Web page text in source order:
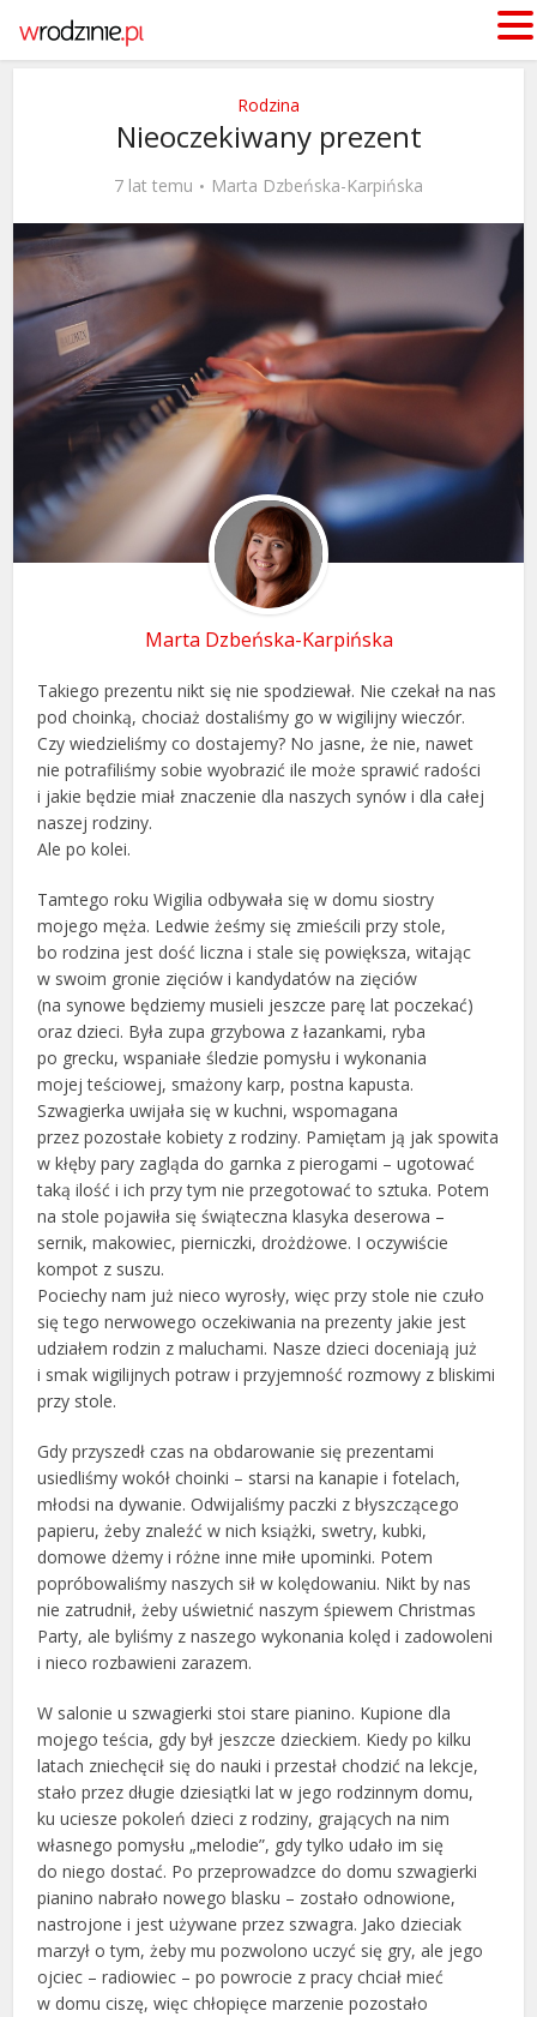
Rodzina
Nieoczekiwany prezent
7 lat temu Marta Dzbeńska-Karpińska
Marta Dzbeńska-Karpińska
Takiego prezentu nikt się nie spodziewał. Nie czekał na nas
pod choinką, chociaż dostaliśmy go w wigilijny wieczór.
Czy wiedzieliśmy co dostajemy? No jasne, że nie, nawet
nie potrafiliśmy sobie wyobrazić ile może sprawić radości
i jakie będzie miał znaczenie dla naszych synów i dla całej
naszej rodziny.
Ale po kolei.
Tamtego roku Wigilia odbywała się w domu siostry
mojego męża. Ledwie żeśmy się zmieścili przy stole,
bo rodzina jest dość liczna i stale się powiększa, witając
w swoim gronie zięciów i kandydatów na zięciów
(na synowe będziemy musieli jeszcze parę lat poczekać)
oraz dzieci. Była zupa grzybowa z łazankami, ryba
po grecku, wspaniałe śledzie pomysłu i wykonania
mojej teściowej, smażony karp, postna kapusta.
Szwagierka uwijała się w kuchni, wspomagana
przez pozostałe kobiety z rodziny. Pamiętam ją jak spowita
w kłęby pary zagląda do garnka z pierogami – ugotować
taką ilość i ich przy tym nie przegotować to sztuka. Potem
na stole pojawiła się świąteczna klasyka deserowa –
sernik, makowiec, pierniczki, drożdżowe. I oczywiście
kompot z suszu.
Pociechy nam już nieco wyrosły, więc przy stole nie czuło
się tego nerwowego oczekiwania na prezenty jakie jest
udziałem rodzin z maluchami. Nasze dzieci doceniają już
i smak wigilijnych potraw i przyjemność rozmowy z bliskimi
przy stole.
Gdy przyszedł czas na obdarowanie się prezentami
usiedliśmy wokół choinki – starsi na kanapie i fotelach,
młodsi na dywanie. Odwijaliśmy paczki z błyszczącego
papieru, żeby znaleźć w nich książki, swetry, kubki,
domowe dżemy i różne inne miłe upominki. Potem
popróbowaliśmy naszych sił w kolędowaniu. Nikt by nas
nie zatrudnił, żeby uświetnić naszym śpiewem Christmas
Party, ale byliśmy z naszego wykonania kolęd i zadowoleni
i nieco rozbawieni zarazem.
W salonie u szwagierki stoi stare pianino. Kupione dla
mojego teścia, gdy był jeszcze dzieckiem. Kiedy po kilku
latach zniechęcił się do nauki i przestał chodzić na lekcje,
stało przez długie dziesiątki lat w jego rodzinnym domu,
ku uciesze pokoleń dzieci z rodziny, grających na nim
własnego pomysłu „melodie”, gdy tylko udało im się
do niego dostać. Po przeprowadzce do domu szwagierki
pianino nabrało nowego blasku – zostało odnowione,
nastrojone i jest używane przez szwagra. Jako dzieciak
marzył o tym, żeby mu pozwolono uczyć się gry, ale jego
ojciec – radiowiec – po powrocie z pracy chciał mieć
w domu ciszę, więc chłopięce marzenie pozostało